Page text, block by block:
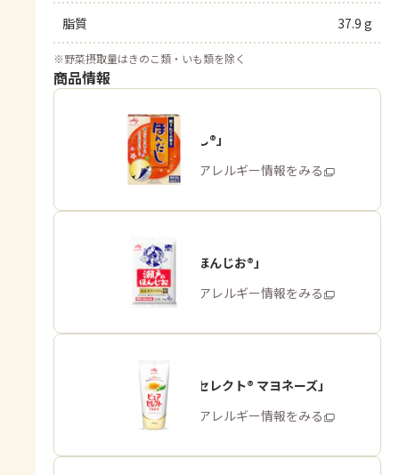
脂質 37.9 g
※野菜摂取量はきのこ類・いも類を除く
商品情報
「ほんだし®」
商品・アレルギー情報をみる
「瀬戸のほんじお®」
商品・アレルギー情報をみる
「ピュアセレクト® マヨネーズ」
商品・アレルギー情報をみる